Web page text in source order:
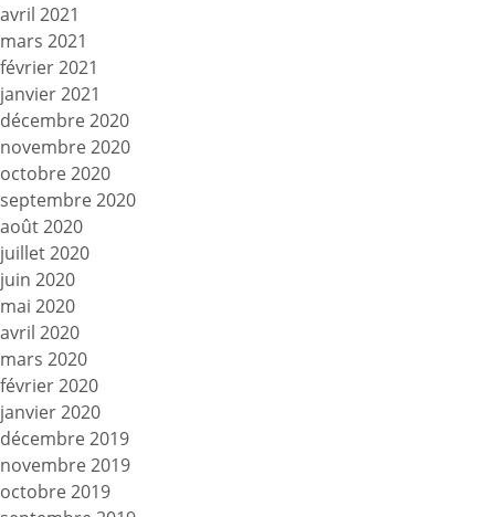
avril 2021
mars 2021
février 2021
janvier 2021
décembre 2020
novembre 2020
octobre 2020
septembre 2020
août 2020
juillet 2020
juin 2020
mai 2020
avril 2020
mars 2020
février 2020
janvier 2020
décembre 2019
novembre 2019
octobre 2019